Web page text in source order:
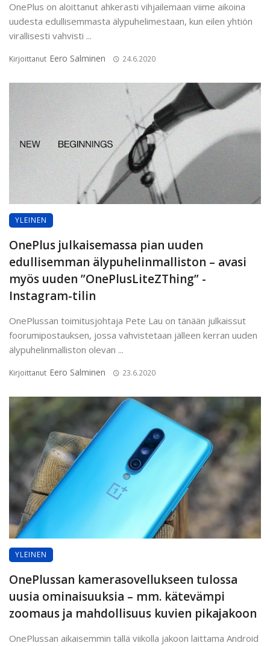
OnePlus on aloittanut ahkerasti vihjailemaan viime aikoina
uudesta edullisemmasta älypuhelimestaan, kun eilen yhtiön
virallisesti vahvisti ...
Kirjoittanut Eero Salminen 24.6.2020
YLEINEN
OnePlus julkaisemassa pian uuden
edullisemman älypuhelinmalliston – avasi
myös uuden ”OnePlusLiteZThing” -
Instagram-tilin
OnePlussan toimitusjohtaja Pete Lau on tänään julkaissut
foorumipostauksen, jossa vahvistetaan jälleen kerran uuden
älypuhelinmalliston olevan ...
Kirjoittanut Eero Salminen 23.6.2020
YLEINEN
OnePlussan kamerasovellukseen tulossa
uusia ominaisuuksia – mm. kätevämpi
zoomaus ja mahdollisuus kuvien pikajakoon
OnePlussan aikaisemmin tällä viikolla jakoon laittama Android